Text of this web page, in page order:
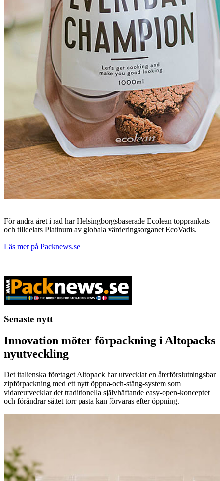
För andra året i rad har Helsingborgsbaserade Ecolean topprankats
och tilldelats Platinum av globala värderingsorganet EcoVadis.
Läs mer på Packnews.se
Senaste nytt
Innovation möter förpackning i Altopacks
nyutveckling
Det italienska företaget Altopack har utvecklat en återförslutningsbar
zipförpackning med ett nytt öppna-och-stäng-system som
vidareutvecklar det traditionella självhäftande easy-open-konceptet
och förändrar sättet torr pasta kan förvaras efter öppning.